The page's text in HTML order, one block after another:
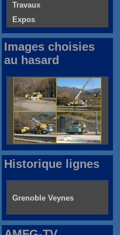
Travaux
Expos
Images choisies
au hasard
Historique lignes
Grenoble Veynes